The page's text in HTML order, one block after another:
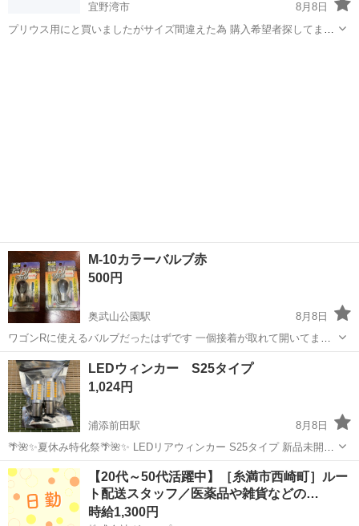
宜野湾市
8月8日
プリウス用にと買いましたがサイズ間違えた為 購入希望者探してま
M-10カラーバルブ赤
500円
奥武山公園駅
8月8日
ワゴンRに使えるバルブだったはずです 一個接着が取れて開いてます
がどちらも未使用品です 長いこと置いてあったものです
沖縄 豊見城市 奥武山公園駅 車のパーツ
LEDウィンカー S25タイプ
1,024円
浦添前田駅
8月8日
🌴🌺✨夏休み特化祭🌴🌺✨ LEDリアウィンカー S25タイプ 新品未開封
未開封の為リレーが必要になるかは わかりません 四駆車両や平成前期
の車のリアウィンカーなどに 使えるかと思います ※購入希望の方のみ
連絡下さい
沖縄 浦添市 浦添前田駅 外装、車外用品 LED
【20代～50代活躍中】［糸満市西崎町］ルー
ト配送スタッフ／医薬品や雑貨などの…
時給1,300円